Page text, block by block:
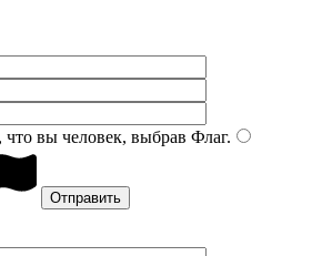
вы человек, выбрав Флаг.